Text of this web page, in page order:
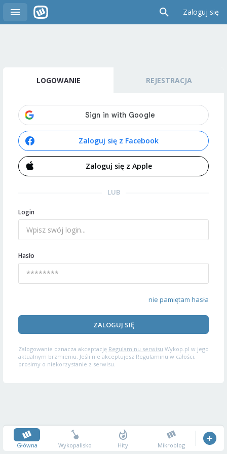
Zaloguj się
LOGOWANIE REJESTRACJA
Zaloguj się z Facebook
Zaloguj się z Apple
LUB
Login
Hasło
nie pamiętam hasła
ZALOGUJ SIĘ
Zalogowanie oznacza akceptację Regulaminu serwisu Wykop.pl w jego
aktualnym brzmieniu. Jeśli nie akceptujesz Regulaminu w całości,
prosimy o niekorzystanie z serwisu.
Główna Wykopalisko Hity Mikroblog